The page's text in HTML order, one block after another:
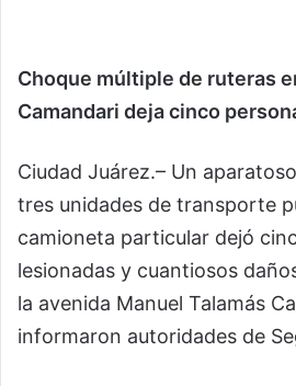
Choque múltiple de ruteras
Camandari deja cinco
Ciudad Juárez.– Un
tres unidades de transporte
camioneta particular dejó
lesionadas y cuantiosos
la avenida Manuel Talamás
informaron autoridades de